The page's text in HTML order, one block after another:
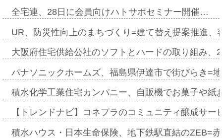
全宅連、28日に会員向けハトサポセミナー開催…
UR、防災性向上のまちづくり=建て替え提案推進
大阪府住宅供給公社のソフトとハードの取り組み
パナソニックホームズ、福島県伊達市で街びらき=
積水化学工業住宅カンパニー、自販機でお菓子や
【トレンドナビ】コネプラのコミュニティ醸成サ
積水ハウス・日本生命保険、地下鉄駅直結のZEB=